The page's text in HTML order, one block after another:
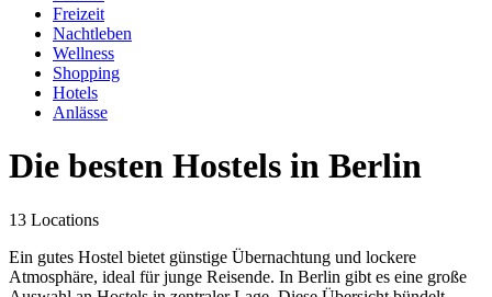
Freizeit
Nachtleben
Wellness
Shopping
Hotels
Anlässe
Die besten Hostels in Berlin
13 Locations
Ein gutes Hostel bietet günstige Übernachtung und lockere
Atmosphäre, ideal für junge Reisende. In Berlin gibt es eine große